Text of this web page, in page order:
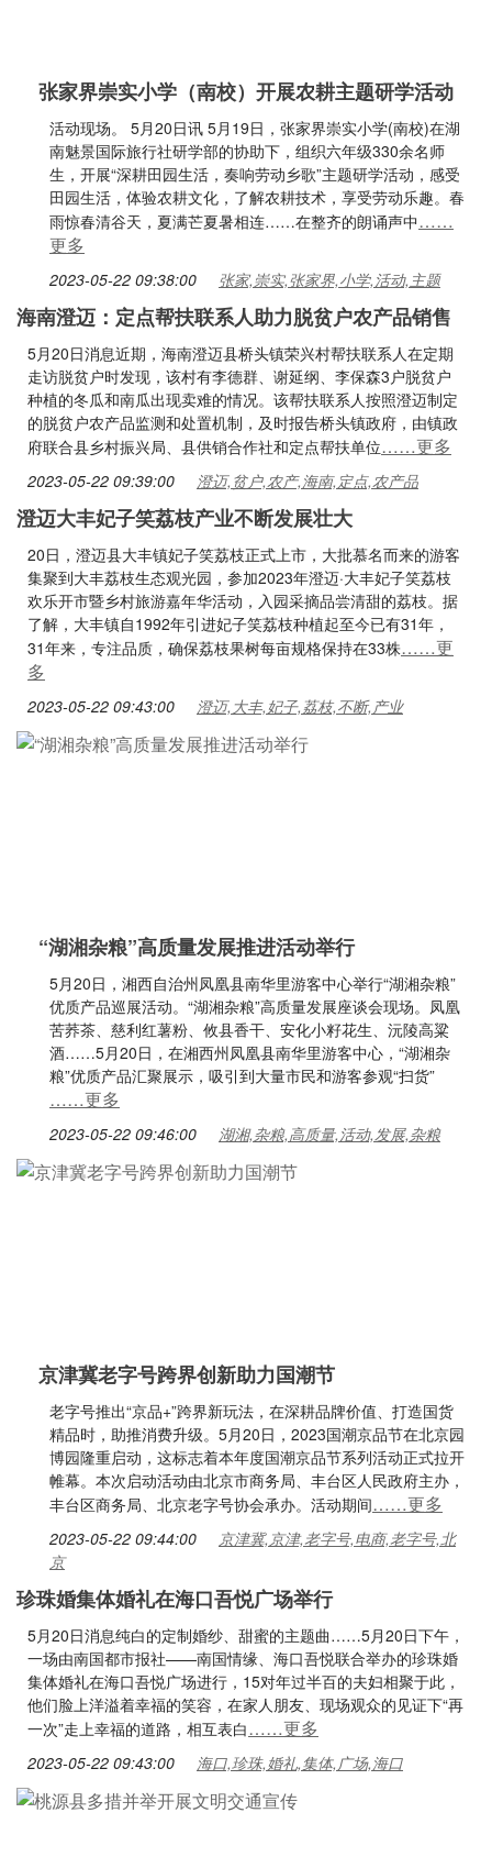
张家界崇实小学（南校）开展农耕主题研学活动
活动现场。 5月20日讯 5月19日，张家界崇实小学(南校)在湖
南魅景国际旅行社研学部的协助下，组织六年级330余名师
生，开展“深耕田园生活，奏响劳动乡歌”主题研学活动，感受
田园生活，体验农耕文化，了解农耕技术，享受劳动乐趣。春
雨惊春清谷天，夏满芒夏暑相连……在整齐的朗诵声中……
更多
2023-05-22 09:38:00 张家,崇实,张家界,小学,活动,主题
海南澄迈：定点帮扶联系人助力脱贫户农产品销售
5月20日消息近期，海南澄迈县桥头镇荣兴村帮扶联系人在定期
走访脱贫户时发现，该村有李德群、谢延纲、李保森3户脱贫户
种植的冬瓜和南瓜出现卖难的情况。该帮扶联系人按照澄迈制定
的脱贫户农产品监测和处置机制，及时报告桥头镇政府，由镇政
府联合县乡村振兴局、县供销合作社和定点帮扶单位……更多
2023-05-22 09:39:00 澄迈,贫户,农产,海南,定点,农产品
澄迈大丰妃子笑荔枝产业不断发展壮大
20日，澄迈县大丰镇妃子笑荔枝正式上市，大批慕名而来的游客
集聚到大丰荔枝生态观光园，参加2023年澄迈·大丰妃子笑荔枝
欢乐开市暨乡村旅游嘉年华活动，入园采摘品尝清甜的荔枝。据
了解，大丰镇自1992年引进妃子笑荔枝种植起至今已有31年，
31年来，专注品质，确保荔枝果树每亩规格保持在33株……更
多
2023-05-22 09:43:00 澄迈,大丰,妃子,荔枝,不断,产业
“湖湘杂粮”高质量发展推进活动举行
5月20日，湘西自治州凤凰县南华里游客中心举行“湖湘杂粮”
优质产品巡展活动。“湖湘杂粮”高质量发展座谈会现场。凤凰
苦荞茶、慈利红薯粉、攸县香干、安化小籽花生、沅陵高粱
酒……5月20日，在湘西州凤凰县南华里游客中心，“湖湘杂
粮”优质产品汇聚展示，吸引到大量市民和游客参观“扫货”
……更多
2023-05-22 09:46:00 湖湘,杂粮,高质量,活动,发展,杂粮
京津冀老字号跨界创新助力国潮节
老字号推出“京品+”跨界新玩法，在深耕品牌价值、打造国货
精品时，助推消费升级。5月20日，2023国潮京品节在北京园
博园隆重启动，这标志着本年度国潮京品节系列活动正式拉开
帷幕。本次启动活动由北京市商务局、丰台区人民政府主办，
丰台区商务局、北京老字号协会承办。活动期间……更多
2023-05-22 09:44:00
京津冀,京津,老字号,电商,老字号,北
京
珍珠婚集体婚礼在海口吾悦广场举行
5月20日消息纯白的定制婚纱、甜蜜的主题曲……5月20日下午，
一场由南国都市报社——南国情缘、海口吾悦联合举办的珍珠婚
集体婚礼在海口吾悦广场进行，15对年过半百的夫妇相聚于此，
他们脸上洋溢着幸福的笑容，在家人朋友、现场观众的见证下“再
一次”走上幸福的道路，相互表白……更多
2023-05-22 09:43:00 海口,珍珠,婚礼,集体,广场,海口